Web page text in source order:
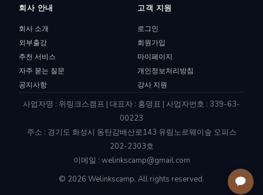
회사 안내
회사 소개
외부출강
추천 서비스
자주 묻는 질문
공지사항
고객 지원
로그인
회원가입
마이페이지
개인정보처리방침
강사 지원
사업자명 : 위링크스캠프 | 대표자 : 홍명표 | 사업자번호 : 339-63-
00223
주소 : 경기도 화성시 동탄감배산로143 유림노르웨이숲 오피스
202-2303호
이메일 : welinkscamp@gmail.com
© 2026 Welinkscamp. All rights reserved.